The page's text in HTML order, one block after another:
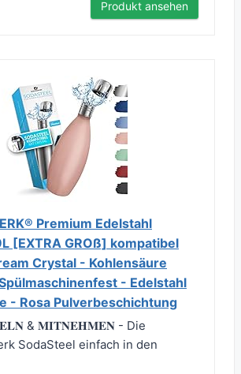
Produkt ansehen
Premium Edelstahl
[EXTRA GROß] kompatibel
Crystal - Kohlensäure
- Edelstahl
- Rosa Pulverbeschichtung
& 𝐌𝐈𝐓𝐍𝐄𝐇𝐌𝐄𝐍 - Die
SodaSteel einfach in den